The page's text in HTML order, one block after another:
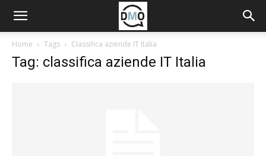
Home Tags Classifica aziende IT Italia
Tag: classifica aziende IT Italia